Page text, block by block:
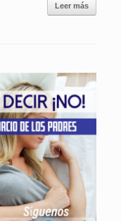
Leer más